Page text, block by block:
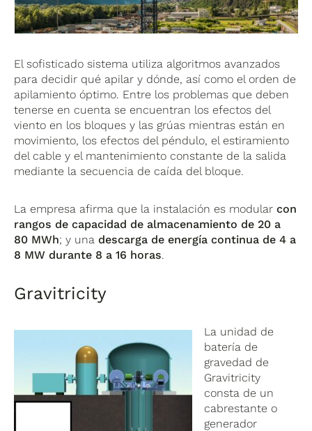
El sofisticado sistema utiliza algoritmos avanzados
para decidir qué apilar y dónde, así como el orden de
apilamiento óptimo. Entre los problemas que deben
tenerse en cuenta se encuentran los efectos del
viento en los bloques y las grúas mientras están en
movimiento, los efectos del péndulo, el estiramiento
del cable y el mantenimiento constante de la salida
mediante la secuencia de caída del bloque.
La empresa afirma que la instalación es modularcon
rangos de capacidad de almacenamiento de 20 a
80 MWh; y una descarga de energía continua de 4 a
8 MW durante 8 a 16 horas.
Gravitricity
La unidad de
batería de
gravedad de
Gravitricity
consta de un
cabrestante o
generador